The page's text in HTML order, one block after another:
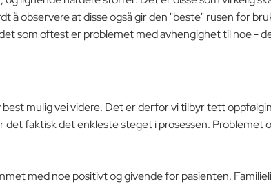
å observere at disse også gir den "beste" rusen for
som oftest er problemet med avhengighet til noe -
mulig vei videre. Det er derfor vi tilbyr tett
det faktisk det enkleste steget i prosessen.
med noe positivt og givende for pasienten.